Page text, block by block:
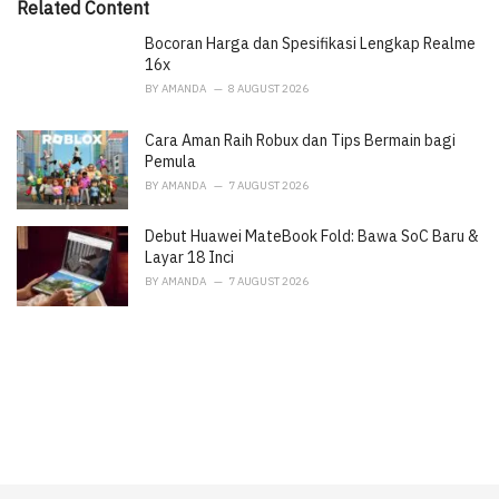
Related Content
Bocoran Harga dan Spesifikasi Lengkap Realme
16x
BY AMANDA 8 AUGUST 2026
Cara Aman Raih Robux dan Tips Bermain bagi
Pemula
BY AMANDA 7 AUGUST 2026
Debut Huawei MateBook Fold: Bawa SoC Baru &
Layar 18 Inci
BY AMANDA 7 AUGUST 2026